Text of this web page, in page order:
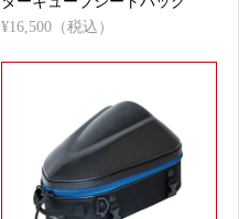
¥16,500（税込）